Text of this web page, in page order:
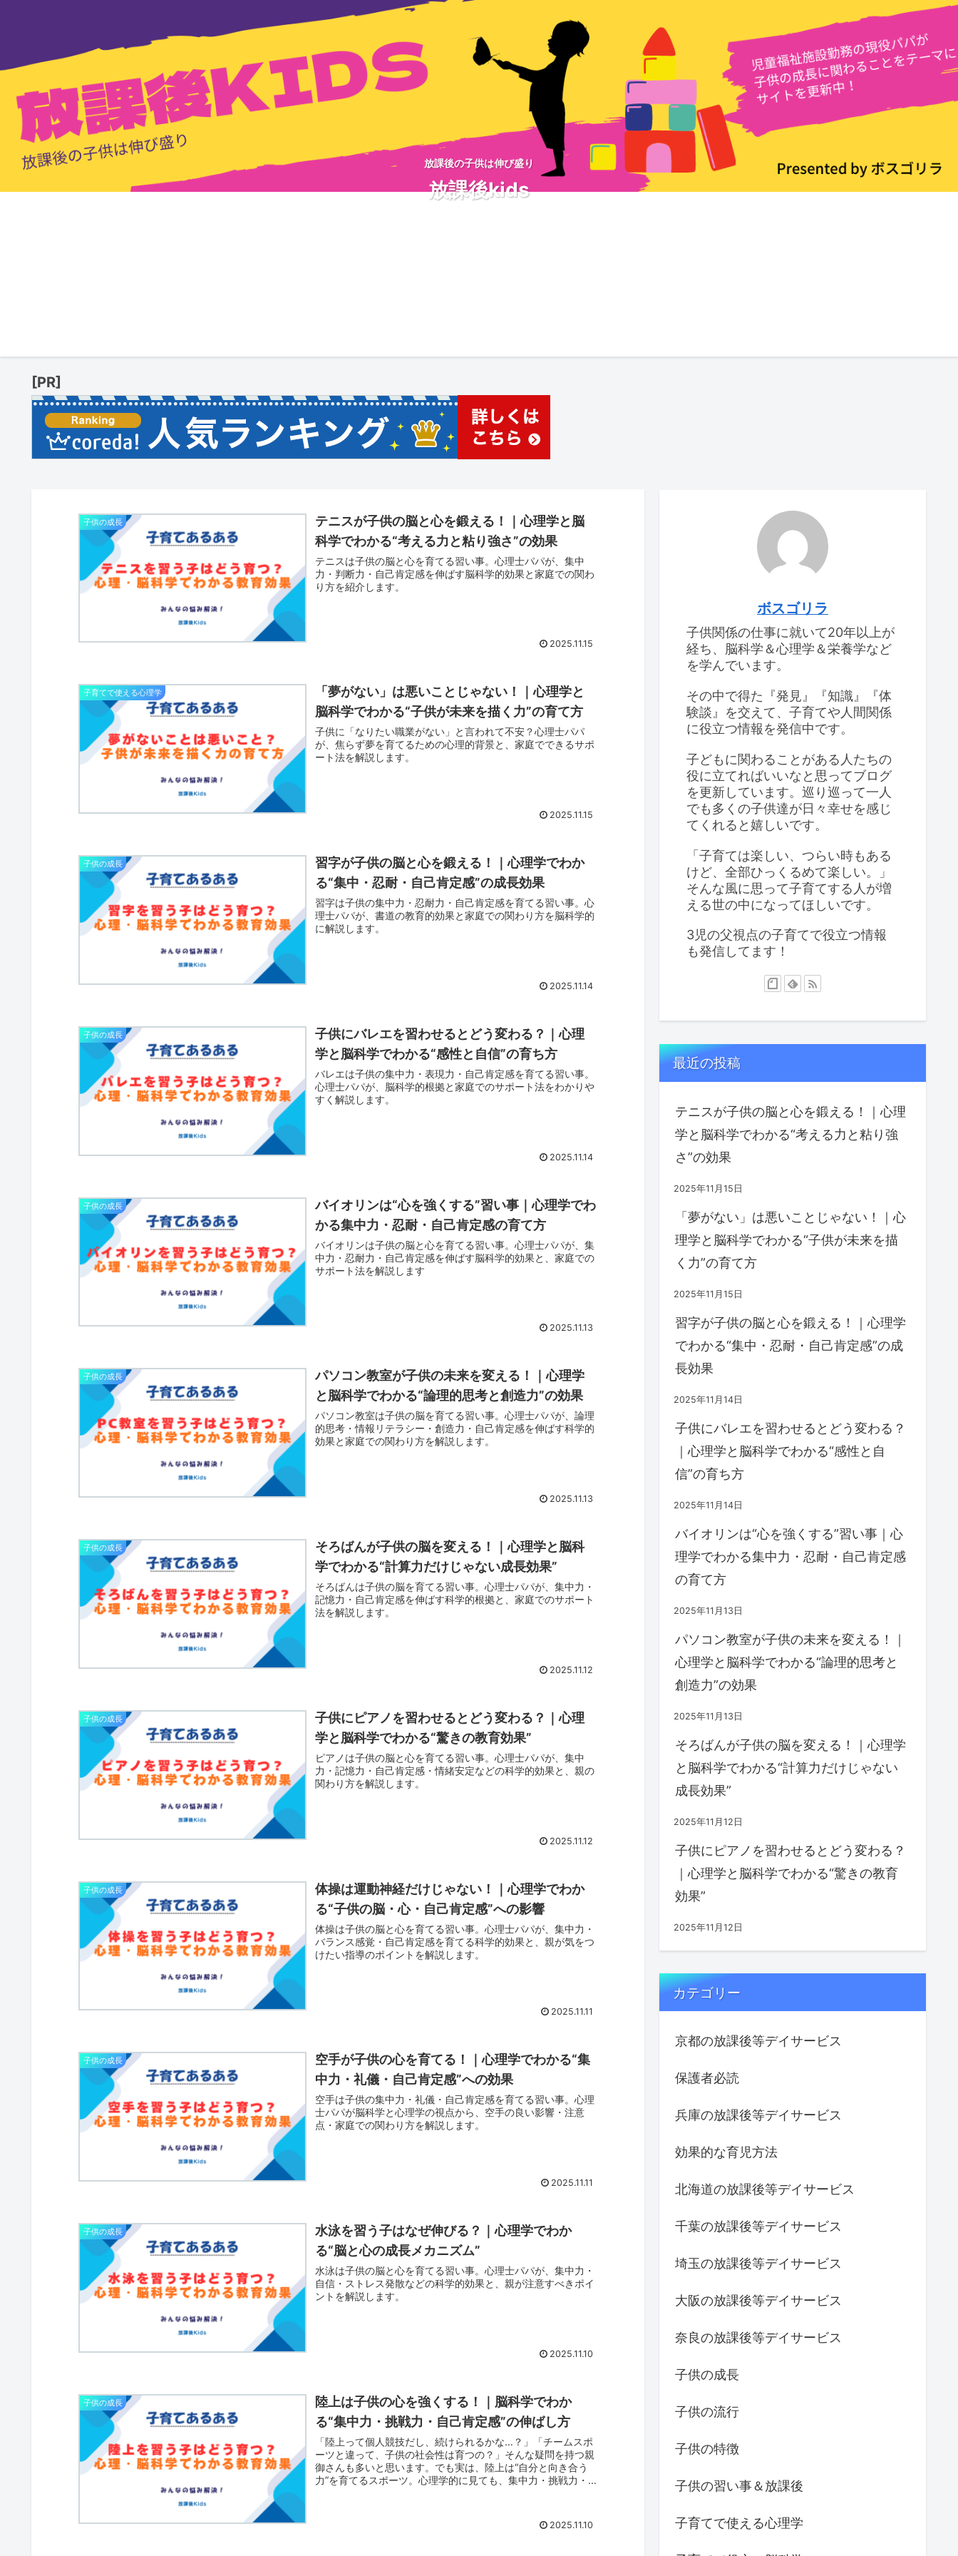
放課後の子供は伸び盛り
放課後kids
[PR]
子供の成長
テニスが子供の脳と心を鍛える！｜心理学と脳
科学でわかる“考える力と粘り強さ”の効果
テニスは子供の脳と心を育てる習い事。心理士パパが、集中
力・判断力・自己肯定感を伸ばす脳科学的効果と家庭での関わ
り方を紹介します。
2025.11.15
子育てで使える心理学
「夢がない」は悪いことじゃない！｜心理学と
脳科学でわかる“子供が未来を描く力”の育て方
子供に「なりたい職業がない」と言われて不安？心理士パパ
が、焦らず夢を育てるための心理的背景と、家庭でできるサポ
ート法を解説します。
2025.11.15
子供の成長
習字が子供の脳と心を鍛える！｜心理学でわか
る“集中・忍耐・自己肯定感”の成長効果
習字は子供の集中力・忍耐力・自己肯定感を育てる習い事。心
理士パパが、書道の教育的効果と家庭での関わり方を脳科学的
に解説します。
2025.11.14
子供の成長
子供にバレエを習わせるとどう変わる？｜心理
学と脳科学でわかる“感性と自信”の育ち方
バレエは子供の集中力・表現力・自己肯定感を育てる習い事。
心理士パパが、脳科学的根拠と家庭でのサポート法をわかりや
すく解説します。
2025.11.14
子供の成長
バイオリンは“心を強くする”習い事｜心理学でわ
かる集中力・忍耐・自己肯定感の育て方
バイオリンは子供の脳と心を育てる習い事。心理士パパが、集
中力・忍耐力・自己肯定感を伸ばす脳科学的効果と、家庭での
サポート法を解説します
2025.11.13
子供の成長
パソコン教室が子供の未来を変える！｜心理学
と脳科学でわかる“論理的思考と創造力”の効果
パソコン教室は子供の脳を育てる習い事。心理士パパが、論理
的思考・情報リテラシー・創造力・自己肯定感を伸ばす科学的
効果と家庭での関わり方を解説します。
2025.11.13
子供の成長
そろばんが子供の脳を変える！｜心理学と脳科
学でわかる“計算力だけじゃない成長効果”
そろばんは子供の脳を育てる習い事。心理士パパが、集中力・
記憶力・自己肯定感を伸ばす科学的根拠と、家庭でのサポート
法を解説します。
2025.11.12
子供の成長
子供にピアノを習わせるとどう変わる？｜心理
学と脳科学でわかる“驚きの教育効果”
ピアノは子供の脳と心を育てる習い事。心理士パパが、集中
力・記憶力・自己肯定感・情緒安定などの科学的効果と、親の
関わり方を解説します。
2025.11.12
子供の成長
体操は運動神経だけじゃない！｜心理学でわか
る“子供の脳・心・自己肯定感”への影響
体操は子供の脳と心を育てる習い事。心理士パパが、集中力・
バランス感覚・自己肯定感を育てる科学的効果と、親が気をつ
けたい指導のポイントを解説します。
2025.11.11
子供の成長
空手が子供の心を育てる！｜心理学でわかる“集
中力・礼儀・自己肯定感”への効果
空手は子供の集中力・礼儀・自己肯定感を育てる習い事。心理
士パパが脳科学と心理学の視点から、空手の良い影響・注意
点・家庭での関わり方を解説します。
2025.11.11
子供の成長
水泳を習う子はなぜ伸びる？｜心理学でわか
る“脳と心の成長メカニズム”
水泳は子供の脳と心を育てる習い事。心理士パパが、集中力・
自信・ストレス発散などの科学的効果と、親が注意すべきポイ
ントを解説します。
2025.11.10
子供の成長
陸上は子供の心を強くする！｜脳科学でわか
る“集中力・挑戦力・自己肯定感”の伸ばし方
「陸上って個人競技だし、続けられるかな…？」「チームスポ
ーツと違って、子供の社会性は育つの？」そんな疑問を持つ親
御さんも多いと思います。でも実は、陸上は“自分と向き合う
力”を育てるスポーツ。心理学的に見ても、集中力・挑戦力・
2025.11.10
ボスゴリラ
子供関係の仕事に就いて20年以上が
経ち、脳科学＆心理学＆栄養学など
を学んでいます。
その中で得た『発見』『知識』『体
験談』を交えて、子育てや人間関係
に役立つ情報を発信中です。
子どもに関わることがある人たちの
役に立てればいいなと思ってブログ
を更新しています。巡り巡って一人
でも多くの子供達が日々幸せを感じ
てくれると嬉しいです。
「子育ては楽しい、つらい時もある
けど、全部ひっくるめて楽しい。」
そんな風に思って子育てする人が増
える世の中になってほしいです。
3児の父視点の子育てで役立つ情報
も発信してます！
最近の投稿
テニスが子供の脳と心を鍛える！｜心理
学と脳科学でわかる“考える力と粘り強
さ”の効果
2025年11月15日
「夢がない」は悪いことじゃない！｜心
理学と脳科学でわかる“子供が未来を描
く力”の育て方
2025年11月15日
習字が子供の脳と心を鍛える！｜心理学
でわかる“集中・忍耐・自己肯定感”の成
長効果
2025年11月14日
子供にバレエを習わせるとどう変わる？
｜心理学と脳科学でわかる“感性と自
信”の育ち方
2025年11月14日
バイオリンは“心を強くする”習い事｜心
理学でわかる集中力・忍耐・自己肯定感
の育て方
2025年11月13日
パソコン教室が子供の未来を変える！｜
心理学と脳科学でわかる“論理的思考と
創造力”の効果
2025年11月13日
そろばんが子供の脳を変える！｜心理学
と脳科学でわかる“計算力だけじゃない
成長効果”
2025年11月12日
子供にピアノを習わせるとどう変わる？
｜心理学と脳科学でわかる“驚きの教育
効果”
2025年11月12日
カテゴリー
京都の放課後等デイサービス
保護者必読
兵庫の放課後等デイサービス
効果的な育児方法
北海道の放課後等デイサービス
千葉の放課後等デイサービス
埼玉の放課後等デイサービス
大阪の放課後等デイサービス
奈良の放課後等デイサービス
子供の成長
子供の流行
子供の特徴
子供の習い事＆放課後
子育てで使える心理学